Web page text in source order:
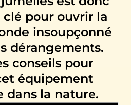
pour ouvrir la
insoupçonné
dérangements.
conseils pour
équipement
dans la nature.